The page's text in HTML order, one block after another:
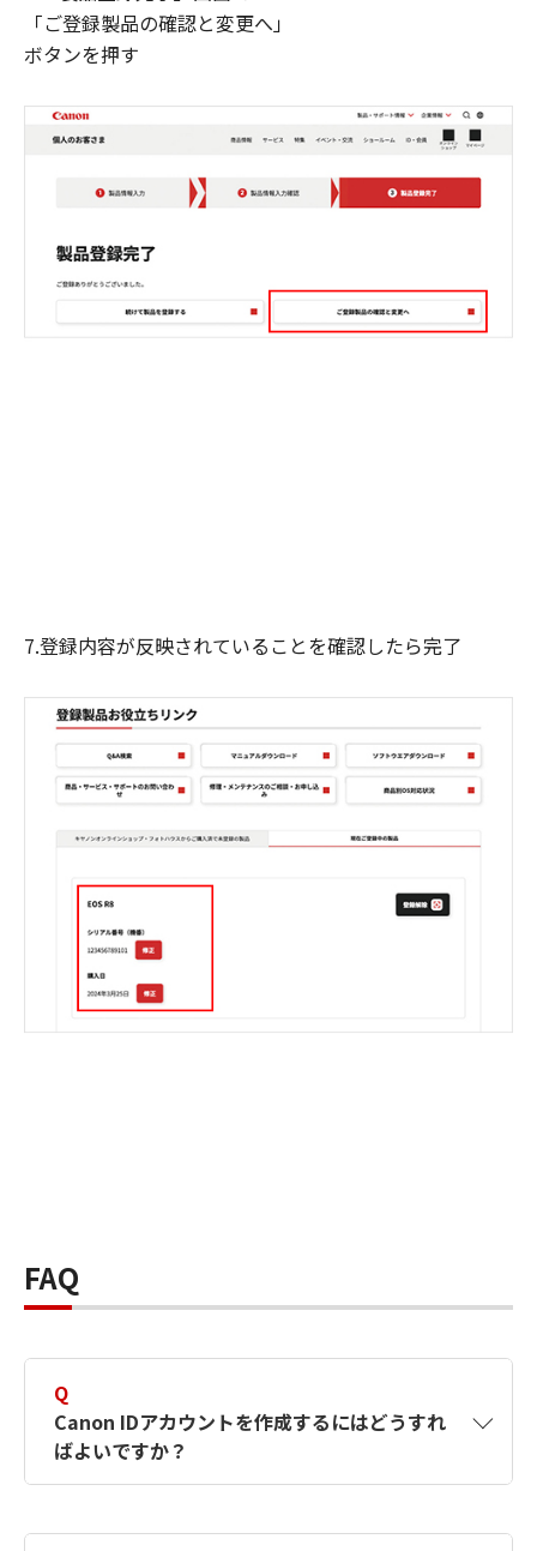
「ご登録製品の確認と変更へ」
ボタンを押す
7.登録内容が反映されていることを確認したら完了
FAQ
Q
Canon IDアカウントを作成するにはどうすれ
ばよいですか？